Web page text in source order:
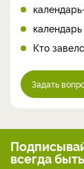
календарь
Кто
Задать
всегда